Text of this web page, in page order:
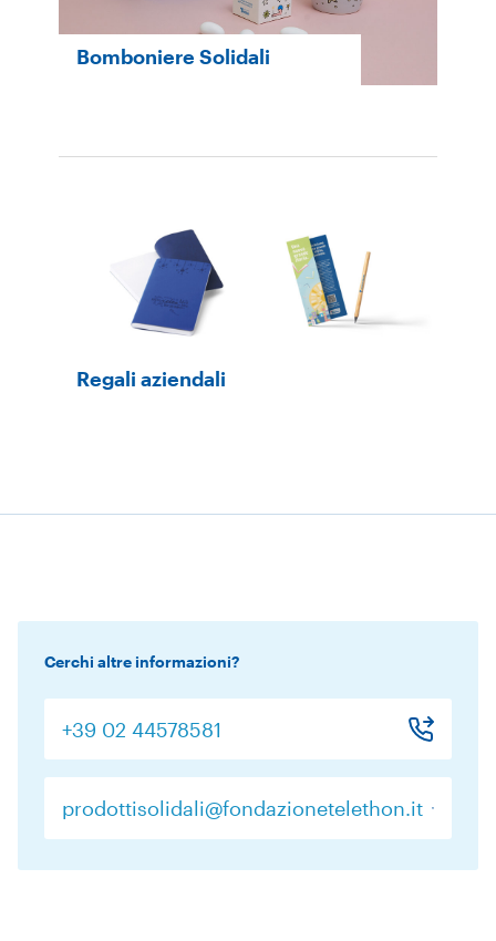
Bomboniere Solidali
Regali aziendali
Cerchi altre informazioni?
+39 02 44578581
prodottisolidali@fondazionetelethon.it